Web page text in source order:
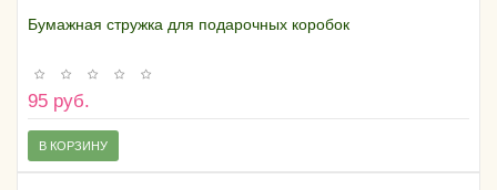
Бумажная стружка для подарочных коробок
95 руб.
В КОРЗИНУ